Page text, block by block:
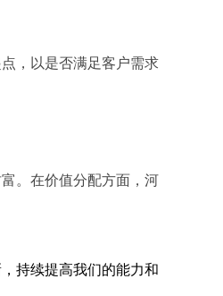
，以是否满足客户需求
。在价值分配方面，河
持续提高我们的能力和